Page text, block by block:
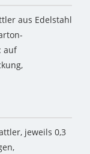
aus Edelstahl
auf
jeweils 0,3